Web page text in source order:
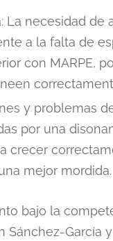
La necesidad de
a la falta de
con MARPE,
y problemas
por una
crecer
mejor mordida.
bajo la
García